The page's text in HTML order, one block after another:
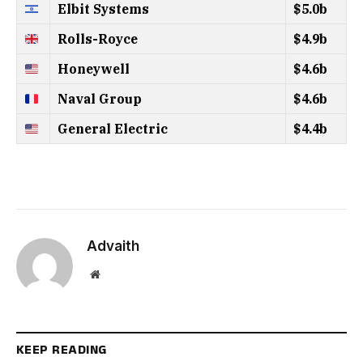
Elbit Systems
$5.0b
Rolls-Royce
$4.9b
Honeywell
$4.6b
Naval Group
$4.6b
General Electric
$4.4b
Advaith
Website
KEEP READING